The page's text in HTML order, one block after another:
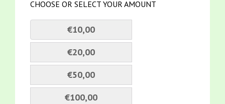
CHOOSE OR SELECT YOUR AMOUNT
€10,00
€20,00
€50,00
€100,00